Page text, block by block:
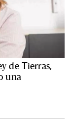
de Tierras,
una